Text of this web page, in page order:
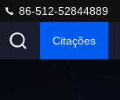
86-512-52844889
Citações